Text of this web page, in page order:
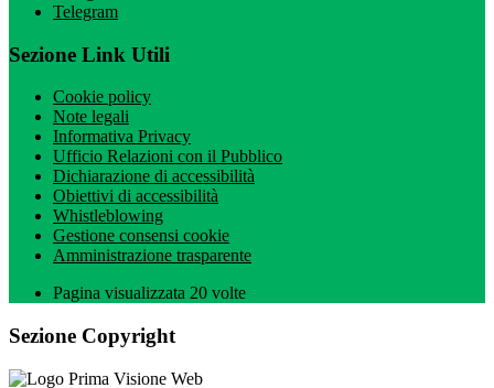
Telegram
Sezione Link Utili
Cookie policy
Note legali
Informativa Privacy
Ufficio Relazioni con il Pubblico
Dichiarazione di accessibilità
Obiettivi di accessibilità
Whistleblowing
Gestione consensi cookie
Amministrazione trasparente
Pagina visualizzata 20 volte
Sezione Copyright